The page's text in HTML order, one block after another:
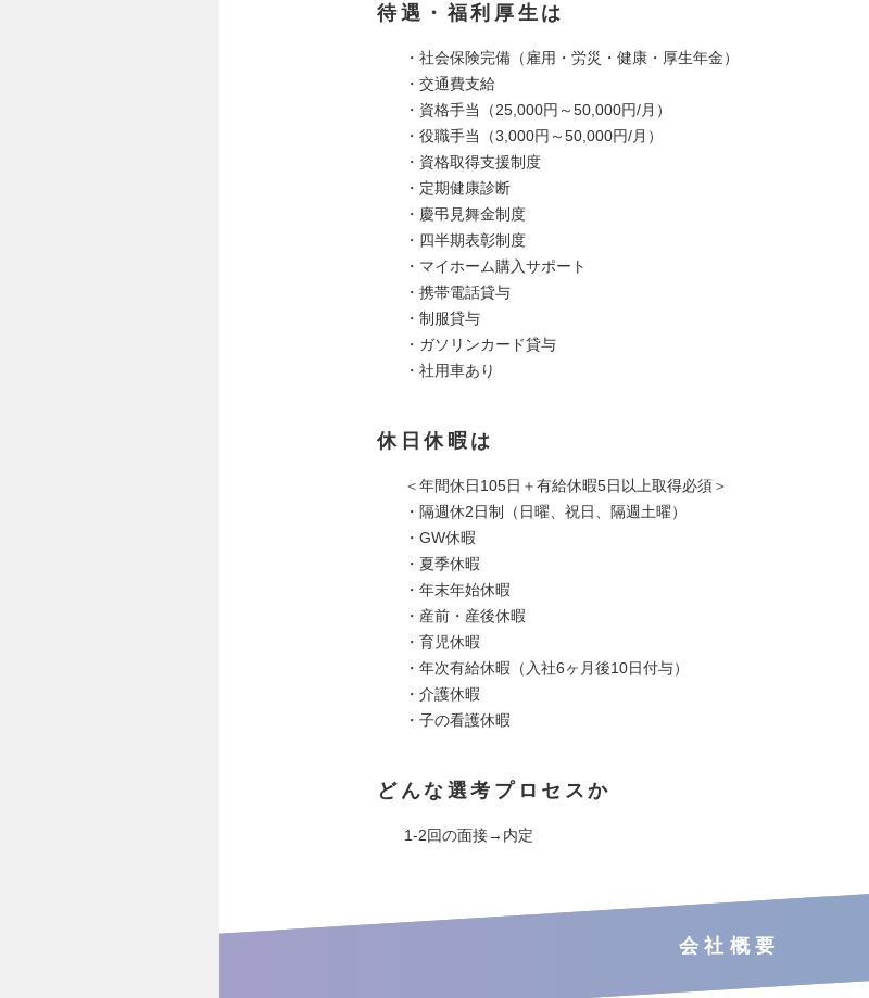
待遇・福利厚生は
・社会保険完備（雇用・労災・健康・厚生年金）
・交通費支給
・資格手当（25,000円～50,000円/月）
・役職手当（3,000円～50,000円/月）
・資格取得支援制度
・定期健康診断
・慶弔見舞金制度
・四半期表彰制度
・マイホーム購入サポート
・携帯電話貸与
・制服貸与
・ガソリンカード貸与
・社用車あり
休日休暇は
＜年間休日105日＋有給休暇5日以上取得必須＞
・隔週休2日制（日曜、祝日、隔週土曜）
・GW休暇
・夏季休暇
・年末年始休暇
・産前・産後休暇
・育児休暇
・年次有給休暇（入社6ヶ月後10日付与）
・介護休暇
・子の看護休暇
どんな選考プロセスか
1-2回の面接→内定
会社概要